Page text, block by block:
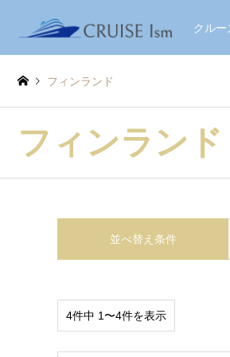
クル
フィンランド
フィンランド
並べ替え条件
4件中 1〜4件を表示